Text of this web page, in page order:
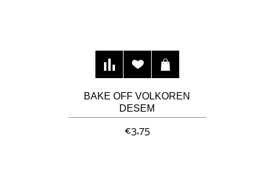
BAKE OFF VOLKOREN
DESEM
MEERGRANENBROOD MET
ZADEN
€3,75